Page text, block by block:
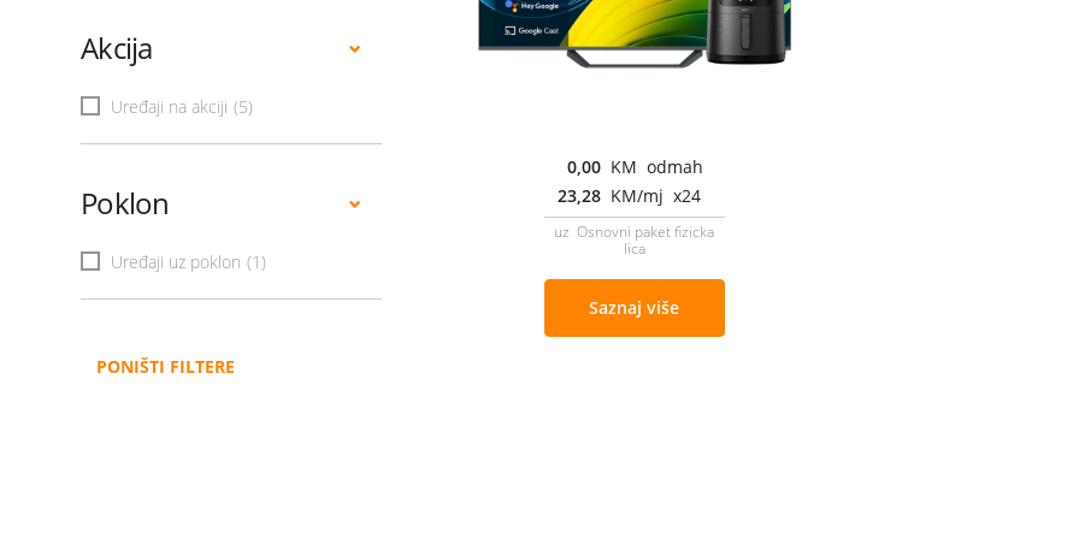
Akcija
Uređaji na akciji (5)
Poklon
Uređaji uz poklon (1)
PONIŠTI FILTERE
0,00 KM odmah
23,28 KM/mj x24
uz Osnovni paket fizicka
lica
Saznaj više